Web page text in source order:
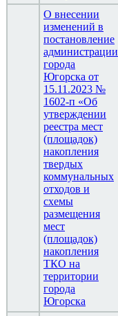
О внесении
изменений в
постановление
администрации
города
Югорска от
15.11.2023 №
1602-п «Об
утверждении
реестра мест
(площадок)
накопления
твердых
коммунальных
отходов и
схемы
размещения
мест
(площадок)
накопления
ТКО на
территории
города
Югорска